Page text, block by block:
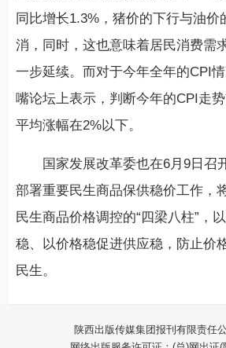
同比增长1.3%，猪价的下行与油价
消，同时，这也意味着居民消费需
一步延续。而对于今年全年的CPI
嘴论坛上表示，判断今年的CPI走
平均涨幅在2%以下。
国家发展改革委也在6月9日召
部署重要民生商品保供稳价工作，
民生商品价格调控的“四梁八柱”，
稳、以价格稳促进供应稳，防止价
民生。
陕西出版传媒集团报刊有限责任